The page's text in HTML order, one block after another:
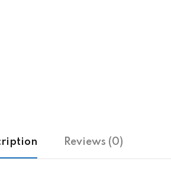
Reviews (0)